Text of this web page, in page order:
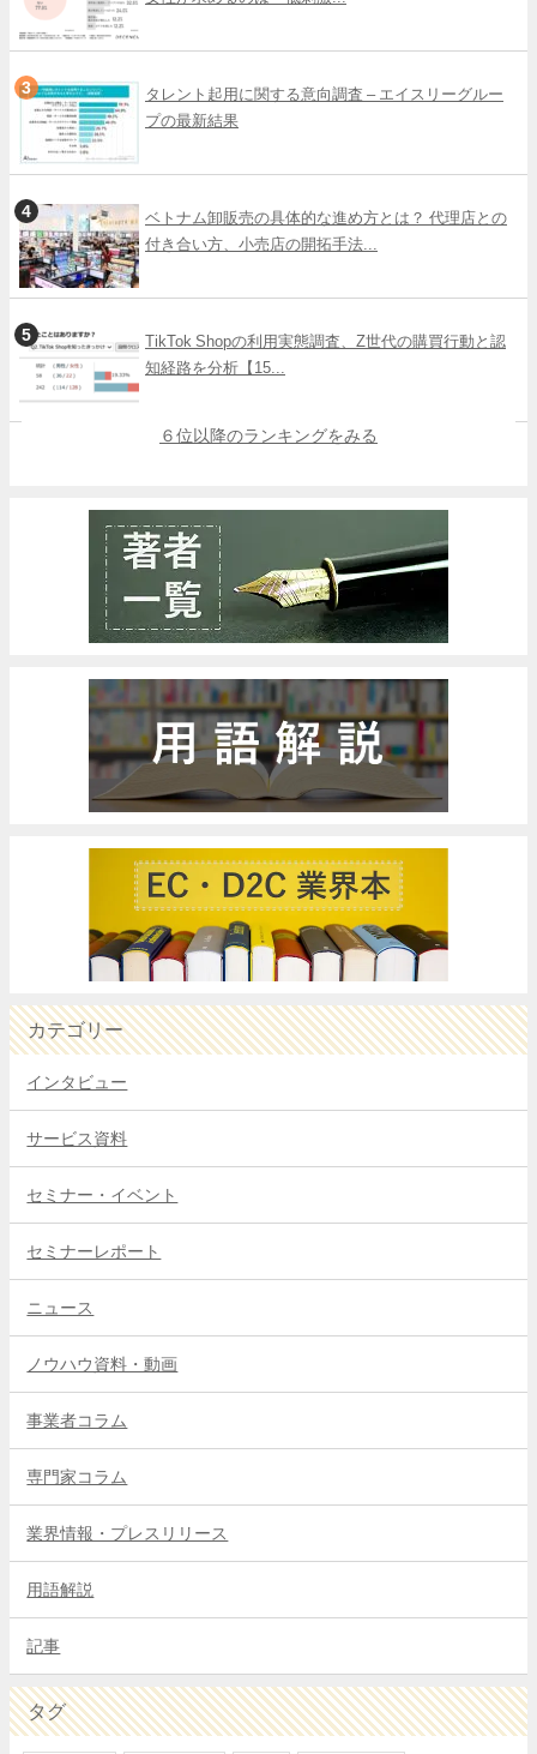
タレント起用に関する意向調査 – エイスリーグルー
プの最新結果
ベトナム卸販売の具体的な進め方とは？ 代理店との
付き合い方、小売店の開拓手法...
TikTok Shopの利用実態調査、Z世代の購買行動と認
知経路を分析【15...
６位以降のランキングをみる
カテゴリー
インタビュー
サービス資料
セミナー・イベント
セミナーレポート
ニュース
ノウハウ資料・動画
事業者コラム
専門家コラム
業界情報・プレスリリース
用語解説
記事
タグ